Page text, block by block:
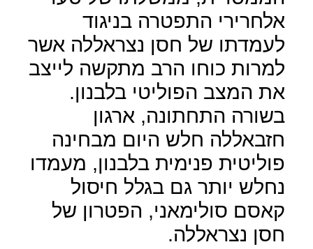
אלחרירי התפטרה בניגוד
לעמדתו של חסן נצראללה אשר
למרות כוחו הרב מתקשה לייצב
את המצב הפוליטי בלבנון.
בשורה התחתונה, ארגון
חזבאללה חלש היום מבחינה
פוליטית פנימית בלבנון, מעמדו
נחלש יותר גם בגלל חיסול
קאסם סולימאני, הפטרון של
חסן נצראללה.